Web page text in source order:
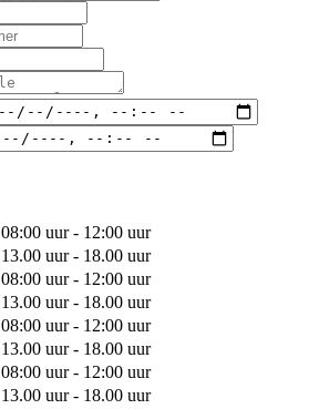
08:00 uur - 12:00 uur
13.00 uur - 18.00 uur
08:00 uur - 12:00 uur
13.00 uur - 18.00 uur
08:00 uur - 12:00 uur
13.00 uur - 18.00 uur
08:00 uur - 12:00 uur
13.00 uur - 18.00 uur